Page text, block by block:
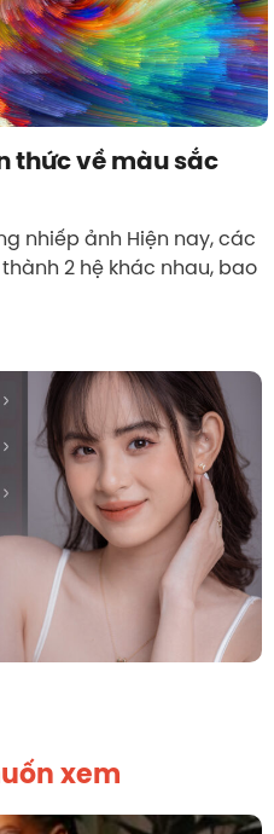
thức về màu sắc
nhiếp ảnh Hiện nay, các
2 hệ khác nhau, bao
xem